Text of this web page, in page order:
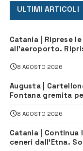
ULTIMI ARTICOLI
Catania | Riprese
all’aeroporto.
8 AGOSTO 2026
Augusta |
Fontana gremita
8 AGOSTO 2026
Catania | Continua
ceneri dall’Etna.